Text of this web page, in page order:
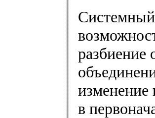
Системный
разбиение
изменение
в